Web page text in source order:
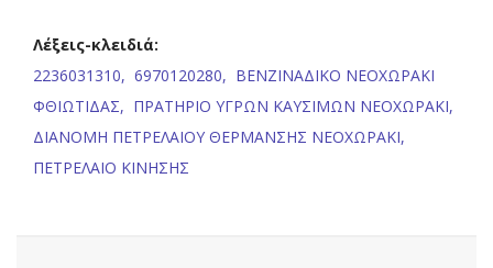
Λέξεις-κλειδιά:
2236031310, 6970120280, ΒΕΝΖΙΝΑΔΙΚΟ ΝΕΟΧΩΡΑΚΙ
ΦΘΙΩΤΙΔΑΣ, ΠΡΑΤΗΡΙΟ ΥΓΡΩΝ ΚΑΥΣΙΜΩΝ ΝΕΟΧΩΡΑΚΙ,
ΔΙΑΝΟΜΗ ΠΕΤΡΕΛΑΙΟΥ ΘΕΡΜΑΝΣΗΣ ΝΕΟΧΩΡΑΚΙ,
ΠΕΤΡΕΛΑΙΟ ΚΙΝΗΣΗΣ